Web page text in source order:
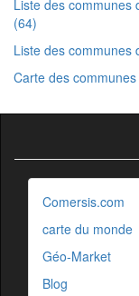
Liste des communes
(64)
Liste des communes
Carte des
Comersis.com
carte du monde
Géo-Market
Blog